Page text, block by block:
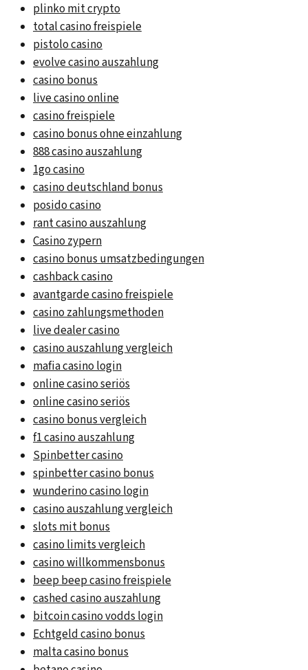
plinko mit crypto
total casino freispiele
pistolo casino
evolve casino auszahlung
casino bonus
live casino online
casino freispiele
casino bonus ohne einzahlung
888 casino auszahlung
1go casino
casino deutschland bonus
posido casino
rant casino auszahlung
Casino zypern
casino bonus umsatzbedingungen
cashback casino
avantgarde casino freispiele
casino zahlungsmethoden
live dealer casino
casino auszahlung vergleich
mafia casino login
online casino seriös
online casino seriös
casino bonus vergleich
f1 casino auszahlung
Spinbetter casino
spinbetter casino bonus
wunderino casino login
casino auszahlung vergleich
slots mit bonus
casino limits vergleich
casino willkommensbonus
beep beep casino freispiele
cashed casino auszahlung
bitcoin casino vodds login
Echtgeld casino bonus
malta casino bonus